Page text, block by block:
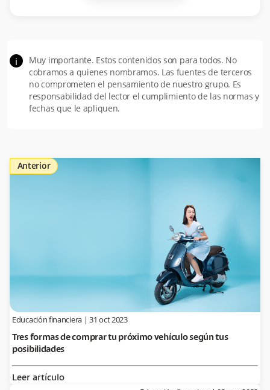
i
Muy importante. Estos contenidos son para todos. No
cobramos a quienes nombramos. Las fuentes de terceros
no comprometen el pensamiento de nuestro grupo. Es
responsabilidad del lector el cumplimiento de las normas y
fechas que le apliquen.
Anterior
Educación financiera |31 oct 2023
Tres formas de comprar tu próximo vehículo según tus
posibilidades
Leer artículo